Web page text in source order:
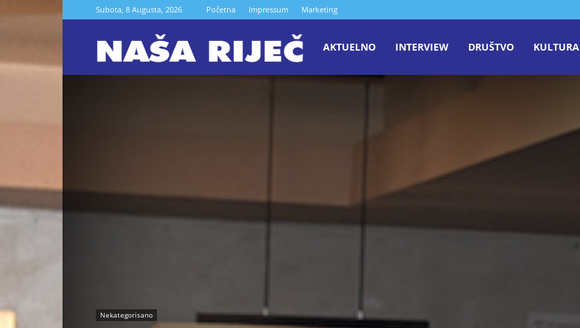
Subota, 8 Augusta, 2026 Početna Impressum Marketing
NašaAKTUELNO INTERVIEW DRUŠTVO KULTURA
Nekategorisano